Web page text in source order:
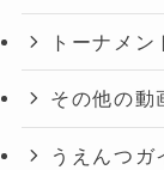
トーナメン
その他の動
うえんつガ